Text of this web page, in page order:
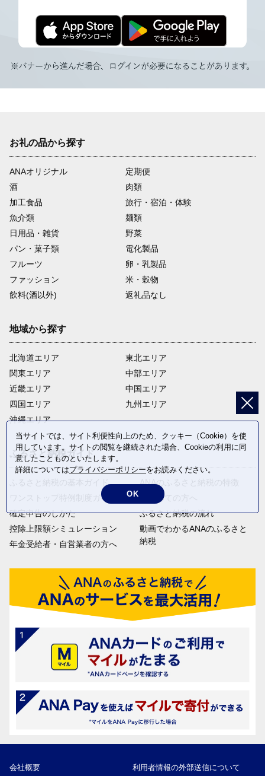
お礼の品から探す
ANAオリジナル
定期便
酒
肉類
加工食品
旅行・宿泊・体験
魚介類
麺類
日用品・雑貨
野菜
パン・菓子類
電化製品
フルーツ
卵・乳製品
ファッション
米・穀物
飲料(酒以外)
返礼品なし
地域から探す
北海道エリア
関東エリア
近畿エリア
四国エリア
沖縄エリア
東北エリア
中部エリア
中国エリア
九州エリア
ふるさと納税ガイド
ふるさと納税の基本ガイド
ワンストップ特例制度ガイド
確定申告のしかた
控除上限額シミュレーション
年金受給者・自営業者の方へ
ANAのふるさと納税の特徴
はじめての方へ
ふるさと納税の流れ
動画でわかるANAのふるさと
納税
会社概要 利用者情報の外部送信について
当サイトでは、サイト利便性向上のため、クッキー（Cookie）を使
用しています。サイトの閲覧を継続された場合、Cookieの利用に同
意したことものといたします。
詳細についてはプライバシーポリシーをお読みください。
OK